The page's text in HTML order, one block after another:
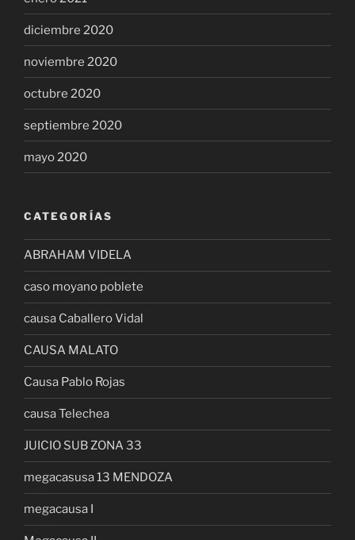
diciembre 2020
noviembre 2020
octubre 2020
septiembre 2020
mayo 2020
CATEGORÍAS
ABRAHAM VIDELA
caso moyano poblete
causa Caballero Vidal
CAUSA MALATO
Causa Pablo Rojas
causa Telechea
JUICIO SUB ZONA 33
megacasusa 13 MENDOZA
megacausa I